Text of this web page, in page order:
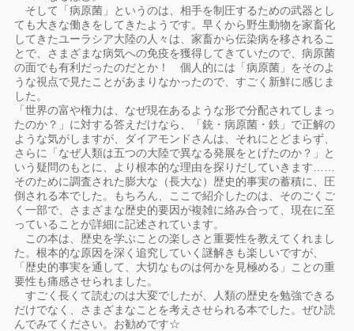
そして「病原菌」というのは、相手を制圧するための武器とし
ても大きな働きをしてきたようです。早くから野生動物を家畜化
してきたユーラシア大陸の人々は、家畜から伝染病を移されるこ
とで、さまざまな病気への免疫を獲得してきていたので、病原菌
の面でも有利だったのだとか！ 個人的には「病原菌」をそのよ
うな視点で見たことがあまりなかったので、すごく新鮮に感じま
した。
「世界の富や権力は、なぜ現在あるような形で分配されてしまっ
たのか？」に対する答えだけなら、「銃・病原菌・鉄」で正解の
ような気がしますが、ダイアモンドさんは、それにとどまらず、
さらに「なぜ人類は五つの大陸で異なる発展をとげたのか？」と
いう疑問のもとに、より根本的な理由を探りだしていきます……
そのために調査された膨大な（長大な）歴史的事実の蓄積に、圧
倒される本でした。もちろん、ここで紹介したのは、そのごくご
く一部で、さまざまな歴史的要因が複雑に絡み合って、現在に至
っていることが詳細に記述されています。
この本は、歴史を学ぶことの楽しさと重要性を教えてくれまし
た。根本的な原因を深く追究していく謎解きも楽しいですが、
「歴史的事実を通して、大切なものは何かを見極める」ことの重
要性も痛感させられました。
すごく長くて読むのは大変でしたが、人類の歴史を勉強できる
だけでなく、さまざまなことを考えさせられる本でした。ぜひ読
んでみてください。お勧めです☆